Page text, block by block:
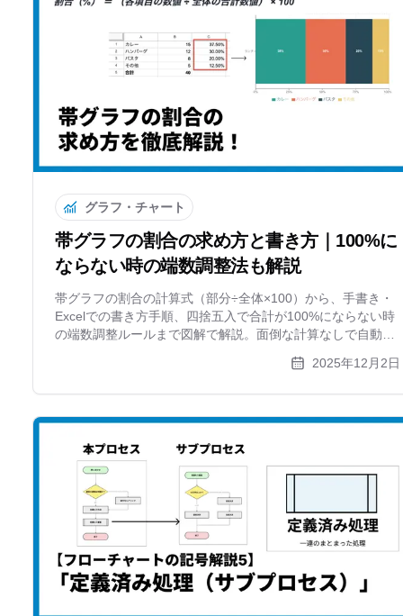
グラフ・チャート
帯グラフの割合の求め方と書き方｜100%に
ならない時の端数調整法も解説
帯グラフの割合の計算式（部分÷全体×100）から、手書き・
Excelでの書き方手順、四捨五入で合計が100%にならない時
の端数調整ルールまで図解で解説。面倒な計算なしで自動作
2025年12月2日